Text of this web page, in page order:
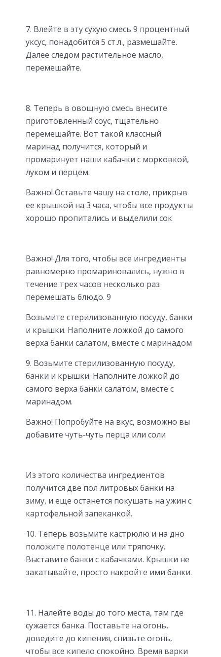
7. Влейте в эту сухую смесь 9 процентный
уксус, понадобится 5 ст.л., размешайте.
Далее следом растительное масло,
перемешайте.
8. Теперь в овощную смесь внесите
приготовленный соус, тщательно
перемешайте. Вот такой классный
маринад получится, который и
промаринует наши кабачки с морковкой,
луком и перцем.
Важно! Оставьте чашу на столе, прикрыв
ее крышкой на 3 часа, чтобы все продукты
хорошо пропитались и выделили сок
Важно! Для того, чтобы все ингредиенты
равномерно промариновались, нужно в
течение трех часов несколько раз
перемешать блюдо. 9
Возьмите стерилизованную посуду, банки
и крышки. Наполните ложкой до самого
верха банки салатом, вместе с маринадом
9. Возьмите стерилизованную посуду,
банки и крышки. Наполните ложкой до
самого верха банки салатом, вместе с
маринадом.
Важно! Попробуйте на вкус, возможно вы
добавите чуть-чуть перца или соли
Из этого количества ингредиентов
получится две пол литровых банки на
зиму, и еще останется покушать на ужин с
картофельной запеканкой.
10. Теперь возьмите кастрюлю и на дно
положите полотенце или тряпочку.
Выставите банки с кабачками. Крышки не
закатывайте, просто накройте ими банки.
11. Налейте воды до того места, там где
сужается банка. Поставьте на огонь,
доведите до кипения, снизьте огонь,
чтобы все кипело спокойно. Время варки